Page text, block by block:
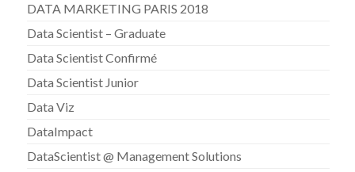
DATA MARKETING PARIS 2018
Data Scientist – Graduate
Data Scientist Confirmé
Data Scientist Junior
Data Viz
DataImpact
DataScientist @ Management Solutions